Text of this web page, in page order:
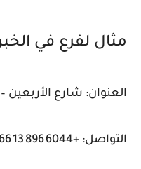
مثال لفرع في
العنوان: شارع الأربعين –
التواصل: +966 13 896 6044